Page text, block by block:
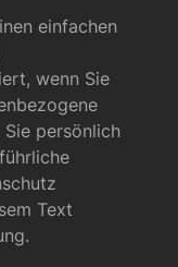
einfachen
wenn Sie
persönlich
Text